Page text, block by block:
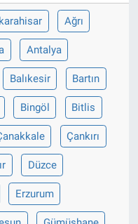
Ağrı
Antalya
Balıkesir Bartın
Bingöl Bitlis
Çankırı
Düzce
Erzurum